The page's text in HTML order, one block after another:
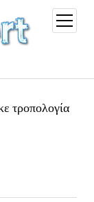
open
menu
τροπολογία